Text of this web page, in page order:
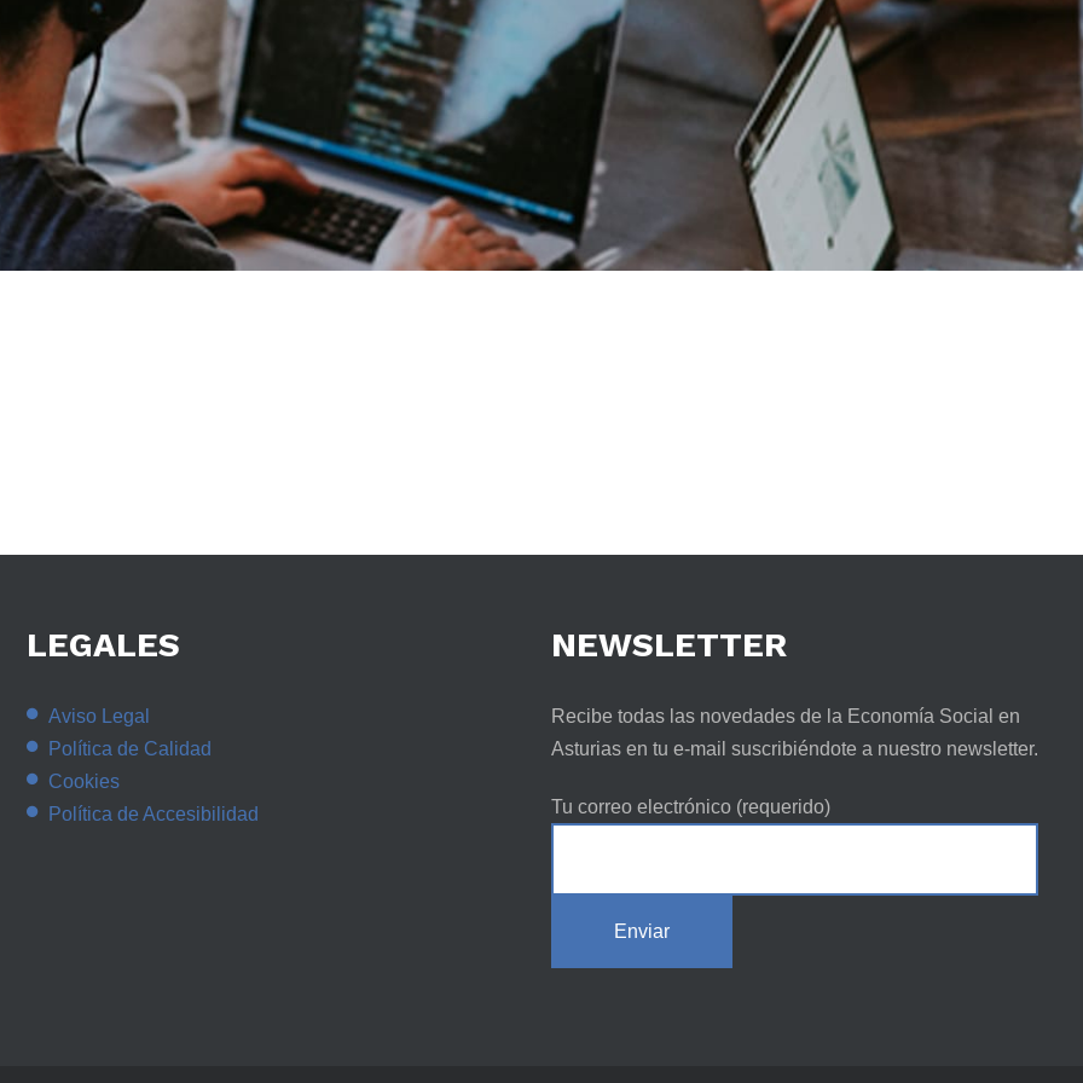
LEGALES
Aviso Legal
Política de Calidad
Cookies
Política de Accesibilidad
NEWSLETTER
Recibe todas las novedades de la Economía Social en
Asturias en tu e-mail suscribiéndote a nuestro newsletter.
Tu correo electrónico (requerido)